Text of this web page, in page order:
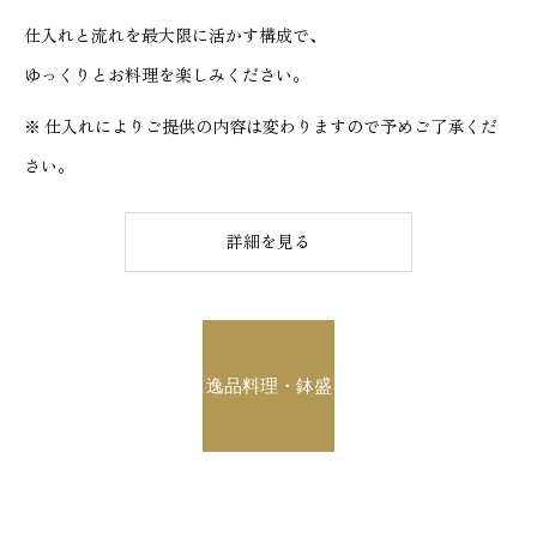
仕入れと流れを最大限に活かす構成で、
ゆっくりとお料理を楽しみください。
※ 仕入れによりご提供の内容は変わりますので予めご了承くだ
さい。
詳細を見る
逸品料理・鉢盛